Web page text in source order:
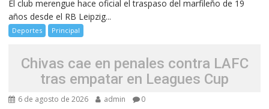
El club merengue hace oficial el traspaso del marfileño de 19
años desde el RB Leipzig...
Deportes Principal
Chivas cae en penales contra LAFC
tras empatar en Leagues Cup
6 de agosto de 2026 admin 0